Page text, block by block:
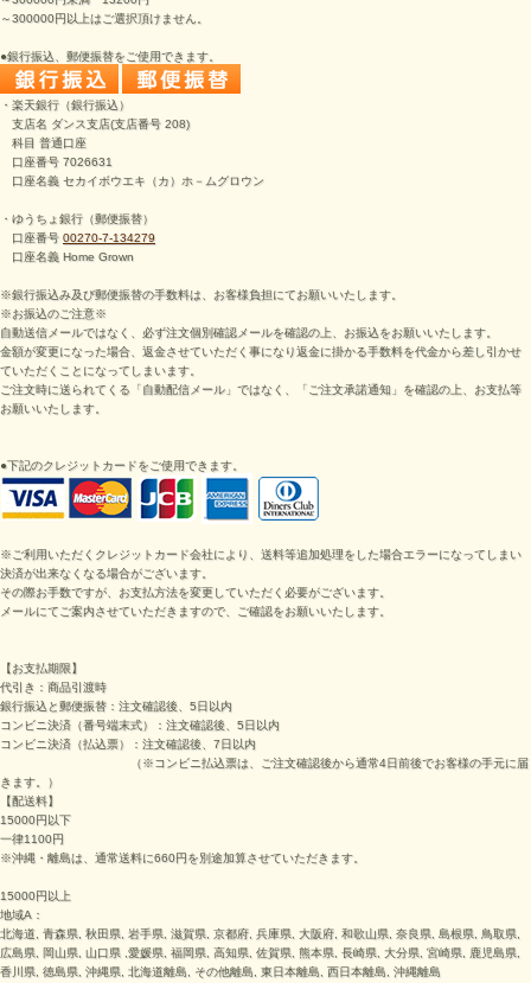
～300000円以上はご選択頂けません。
●銀行振込、郵便振替をご使用できます。
・楽天銀行（銀行振込）
支店名 ダンス支店(支店番号 208)
科目 普通口座
口座番号 7026631
口座名義 セカイボウエキ（カ）ホ－ムグロウン
・ゆうちょ銀行（郵便振替）
口座番号 00270-7-134279
口座名義 Home Grown
※銀行振込み及び郵便振替の手数料は、お客様負担にてお願いいたします。
※お振込のご注意※
自動送信メールではなく、必ず注文個別確認メールを確認の上、お振込をお願いいたします。
金額が変更になった場合、返金させていただく事になり返金に掛かる手数料を代金から差し引かせ
ていただくことになってしまいます。
ご注文時に送られてくる「自動配信メール」ではなく、「ご注文承諾通知」を確認の上、お支払等
お願いいたします。
●下記のクレジットカードをご使用できます。
※ご利用いただくクレジットカード会社により、送料等追加処理をした場合エラーになってしまい
決済が出来なくなる場合がございます。
その際お手数ですが、お支払方法を変更していただく必要がございます。
メールにてご案内させていただきますので、ご確認をお願いいたします。
【お支払期限】
代引き：商品引渡時
銀行振込と郵便振替：注文確認後、5日以内
コンビニ決済（番号端末式）： 注文確認後、5日以内
コンビニ決済（払込票）： 注文確認後、7日以内
（※コンビニ払込票は、ご注文確認後から通常4日前後でお客様の手元に届
きます。 ）
【配送料】
15000円以下
一律1100円
※沖縄・離島は、通常送料に660円を別途加算させていただきます。
15000円以上
地域A：
北海道, 青森県, 秋田県, 岩手県, 滋賀県, 京都府, 兵庫県, 大阪府, 和歌山県, 奈良県, 島根県, 鳥取県,
広島県, 岡山県, 山口県 ,愛媛県, 福岡県, 高知県, 佐賀県, 熊本県, 長崎県, 大分県, 宮崎県, 鹿児島県,
香川県, 徳島県, 沖縄県, 北海道離島, その他離島, 東日本離島, 西日本離島, 沖縄離島